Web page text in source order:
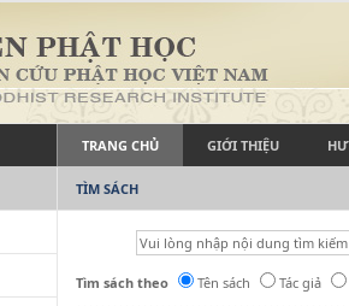
TRANG CHỦ GIỚI THIỆU
TÌM SÁCH
Tìm sách theo Tên sách Tác giả